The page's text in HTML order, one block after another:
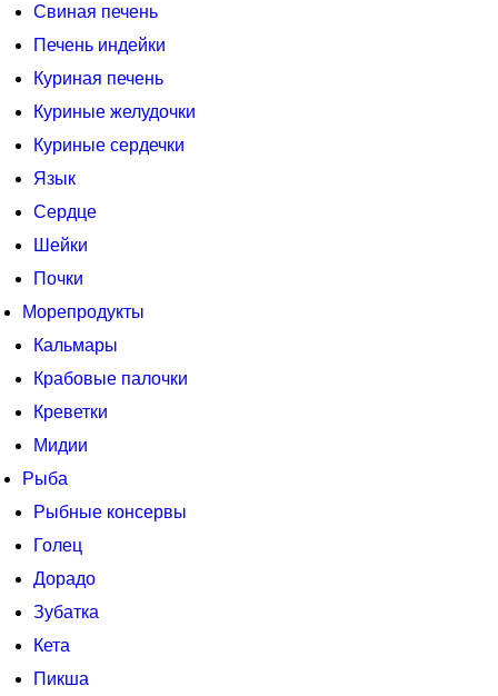
Свиная печень
Печень индейки
Куриная печень
Куриные желудочки
Куриные сердечки
Язык
Сердце
Шейки
Почки
Морепродукты
Кальмары
Крабовые палочки
Креветки
Мидии
Рыба
Рыбные консервы
Голец
Дорадо
Зубатка
Кета
Пикша